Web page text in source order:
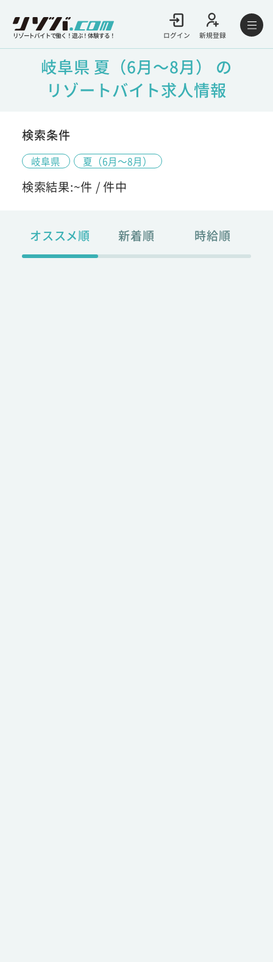
リゾートバイトで働く！遊ぶ！体験する！ ログイン 新規登録
岐阜県 夏（6月～8月） の
リゾートバイト求人情報
検索条件
岐阜県 夏（6月～8月）
検索結果:~件 /件中
オススメ順 新着順 時給順